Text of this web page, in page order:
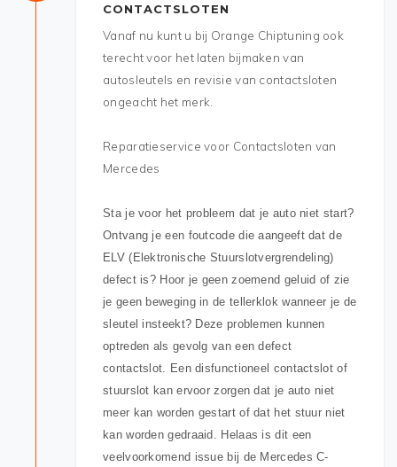
CONTACTSLOTEN
Vanaf nu kunt u bij Orange Chiptuning ook
terecht voor het laten bijmaken van
autosleutels en revisie van contactsloten
ongeacht het merk.
Reparatieservice voor Contactsloten van
Mercedes
Sta je voor het probleem dat je auto niet start?
Ontvang je een foutcode die aangeeft dat de
ELV (Elektronische Stuurslotvergrendeling)
defect is? Hoor je geen zoemend geluid of zie
je geen beweging in de tellerklok wanneer je de
sleutel insteekt? Deze problemen kunnen
optreden als gevolg van een defect
contactslot. Een disfunctioneel contactslot of
stuurslot kan ervoor zorgen dat je auto niet
meer kan worden gestart of dat het stuur niet
kan worden gedraaid. Helaas is dit een
veelvoorkomend issue bij de Mercedes C-